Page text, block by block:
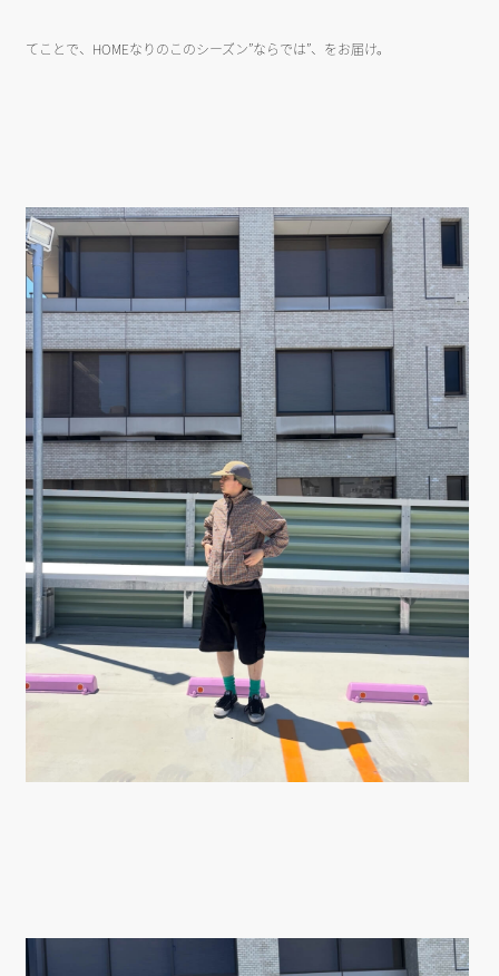
てことで、HOMEなりのこのシーズン”ならでは”、をお届け。